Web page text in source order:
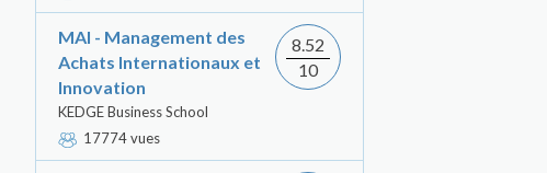
MAI - Management des
Achats Internationaux et
Innovation
KEDGE Business School
17774 vues
8.52
10